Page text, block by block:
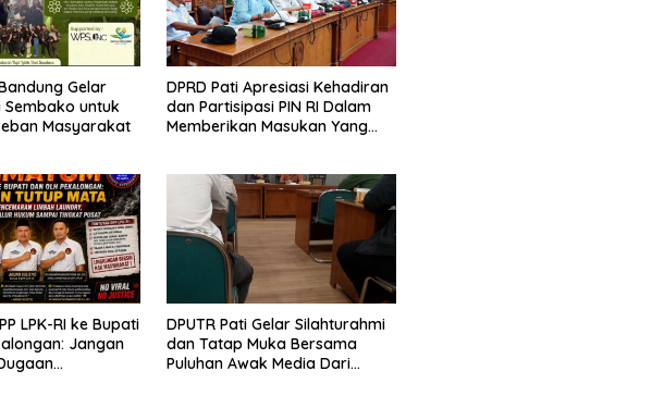
Gelar
Sembako untuk
Masyarakat
DPRD Pati Apresiasi Kehadiran
dan Partisipasi PIN RI Dalam
Memberikan Masukan Yang
LPK-RI ke Bupati
Jangan
DPUTR Pati Gelar Silahturahmi
dan Tatap Muka Bersama
Puluhan Awak Media Dari